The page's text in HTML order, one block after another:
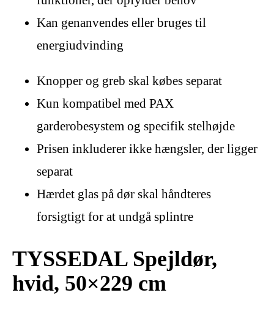
Kan genanvendes eller bruges til
energiudvinding
Knopper og greb skal købes separat
Kun kompatibel med PAX
garderobesystem og specifik stelhøjde
Prisen inkluderer ikke hængsler, der ligger
separat
Hærdet glas på dør skal håndteres
forsigtigt for at undgå splintre
TYSSEDAL Spejldør,
hvid, 50×229 cm